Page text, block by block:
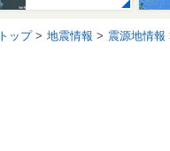
トップ 地震情報 震源地情報